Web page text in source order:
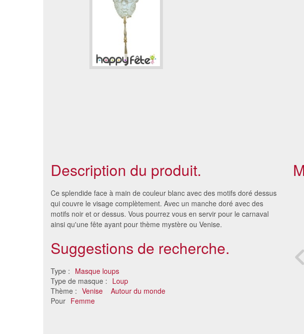
Description du produit.
Ce splendide face à main de couleur blanc avec des motifs doré dessus
qui couvre le visage complètement. Avec un manche doré avec des
motifs noir et or dessus. Vous pourrez vous en servir pour le carnaval
ainsi qu'une fête ayant pour thème mystère ou Venise.
Suggestions de recherche.
Type : Masque loups
Type de masque : Loup
Thème : Venise
Autour du monde
Pour Femme
Loup chic noir en dentelle